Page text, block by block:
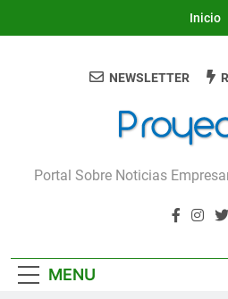
Inicio
Proyecta
Portal Sobre Noticias
NEWSLETTER
MENU